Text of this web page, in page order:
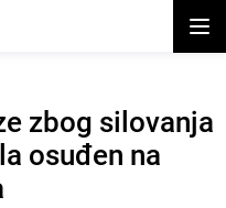
zbog silovanja
osuđen na